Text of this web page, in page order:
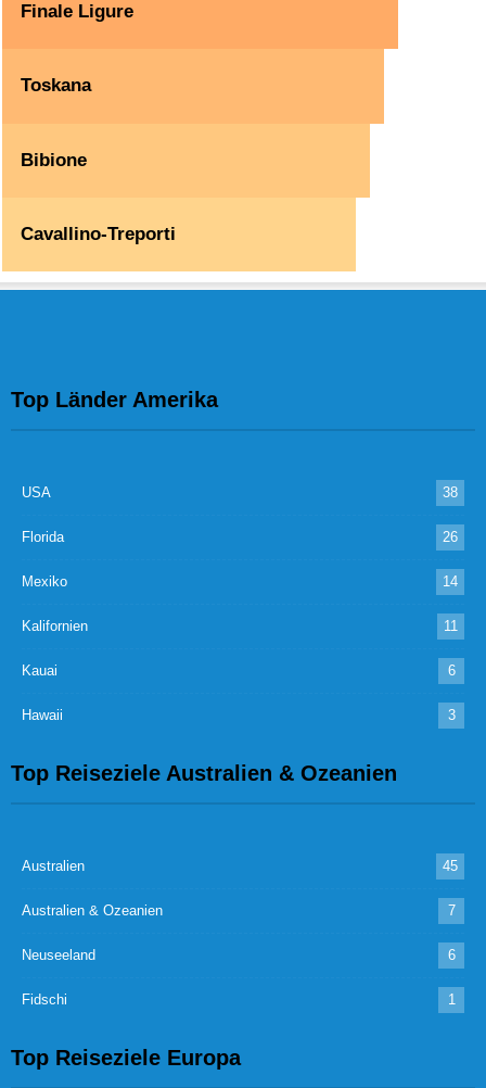
Finale Ligure
Toskana
Bibione
Cavallino-Treporti
Top Länder Amerika
USA 38
Florida 26
Mexiko 14
Kalifornien 11
Kauai 6
Hawaii 3
Top Reiseziele Australien & Ozeanien
Australien 45
Australien & Ozeanien 7
Neuseeland 6
Fidschi 1
Top Reiseziele Europa